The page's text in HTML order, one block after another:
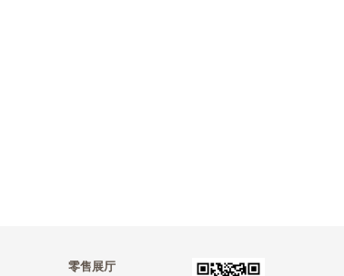
零售展厅